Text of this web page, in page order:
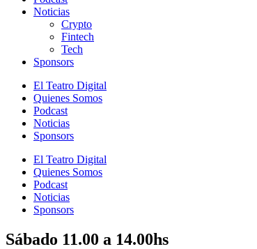
Noticias
Crypto
Fintech
Tech
Sponsors
El Teatro Digital
Quienes Somos
Podcast
Noticias
Sponsors
El Teatro Digital
Quienes Somos
Podcast
Noticias
Sponsors
Sábado 11.00 a 14.00hs